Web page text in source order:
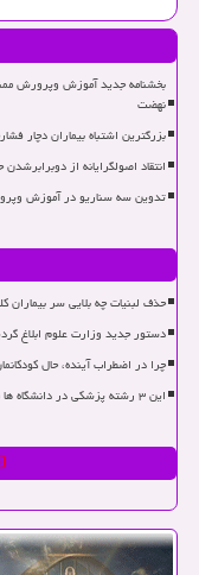
بخشنامه جدید آموزش وپرورش
نهضت
بزرگترین اشتباه بیماران دچار
انتقاد اصولگرایانه از
تدوین سه سناریو در آموزش
حذف لبنیات چه بلایی سر بیماران
دستور جدید وزارت علوم ابلاغ
چرا در اضطراب آینده، حال
این ۳ رشته پزشکی در دانشگاه ها مشتری ندارد!